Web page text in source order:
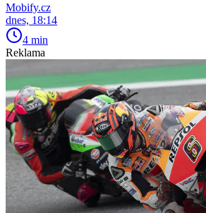
Mobify.cz
dnes, 18:14
4 min
Reklama